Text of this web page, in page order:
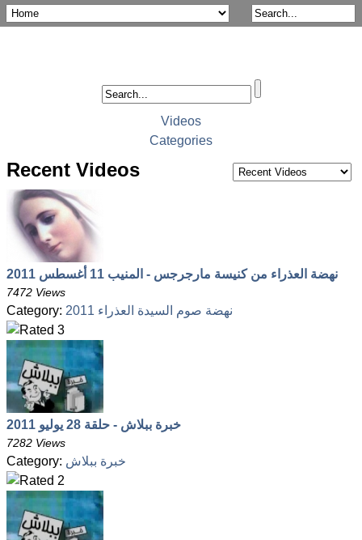
Videos
Categories
Recent Videos
نهضة العذراء من كنيسة مارجرجس - المنيب 11 أغسطس 2011
7472 Views
Category: نهضة صوم السيدة العذراء 2011
خبرة ببلاش - حلقة 28 يوليو 2011
7282 Views
Category: خبرة ببلاش